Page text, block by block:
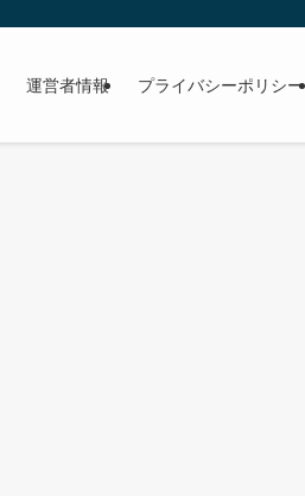
運営者情報 プライバシーポリシー